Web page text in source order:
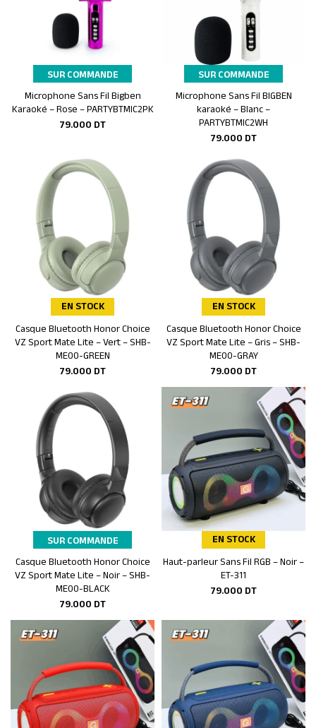
SUR COMMANDE
Ajouter au panier
Microphone Sans Fil Bigben
Karaoké – Rose – PARTYBTMIC2PK
79.000 DT
SUR COMMANDE
Ajouter au panier
Microphone Sans Fil BIGBEN
karaoké – Blanc –
PARTYBTMIC2WH
79.000 DT
EN STOCK
Ajouter au panier
Casque Bluetooth Honor Choice
VZ Sport Mate Lite – Vert – SHB-
ME00-GREEN
79.000 DT
EN STOCK
Ajouter au panier
Casque Bluetooth Honor Choice
VZ Sport Mate Lite – Gris – SHB-
ME00-GRAY
79.000 DT
SUR COMMANDE
Ajouter au panier
Casque Bluetooth Honor Choice
VZ Sport Mate Lite – Noir – SHB-
ME00-BLACK
79.000 DT
EN STOCK
Ajouter au panier
Haut-parleur Sans Fil RGB – Noir –
ET-311
79.000 DT